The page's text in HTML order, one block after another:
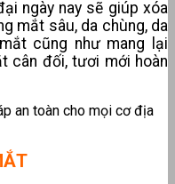
ngày nay sẽ giúp xóa
mắt sâu, da chùng, da
cũng như mang lại
cân đối, tươi mới hoàn
an toàn cho mọi cơ địa